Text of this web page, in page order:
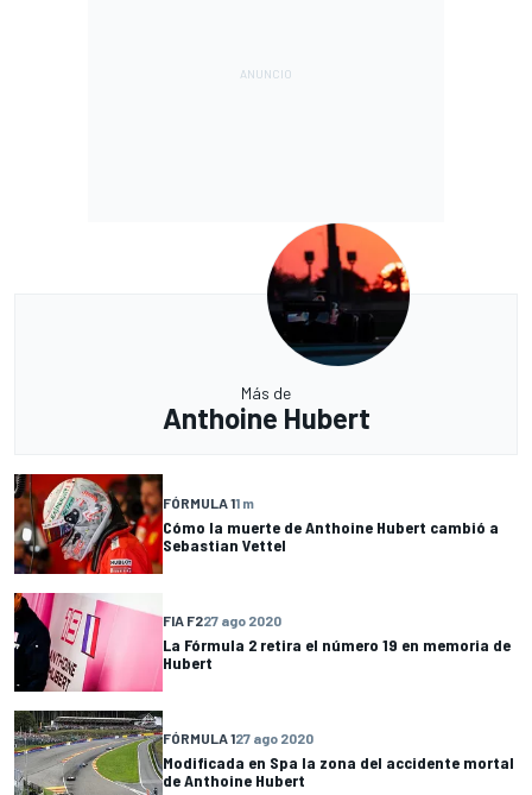
Más de
Anthoine Hubert
FÓRMULA 11 m
Cómo la muerte de Anthoine Hubert cambió a
Sebastian Vettel
FIA F227 ago 2020
La Fórmula 2 retira el número 19 en memoria de
Hubert
FÓRMULA 127 ago 2020
Modificada en Spa la zona del accidente mortal
de Anthoine Hubert